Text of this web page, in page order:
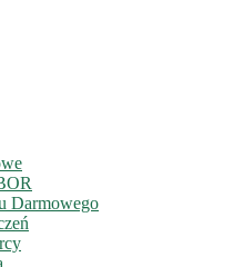
Darmowego